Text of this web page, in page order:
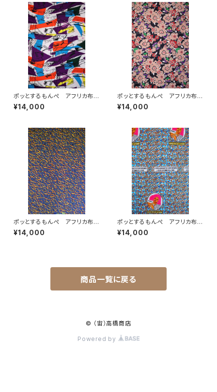
ポッとするもんぺ アフリカ布
No.106
¥14,000
ポッとするもんぺ アフリカ布
No.115
¥14,000
ポッとするもんぺ アフリカ布
No.17
¥14,000
ポッとするもんぺ アフリカ布
No.240
¥14,000
商品一覧に戻る
© （宙）高橋商店
Powered by